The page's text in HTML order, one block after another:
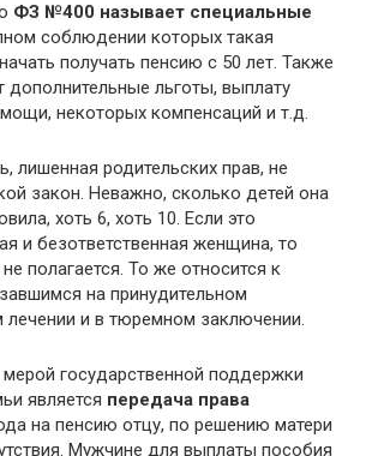
ФЗ №400 называет специальные
соблюдении которых такая
получать пенсию с 50 лет. Также
дополнительные льготы, выплату
некоторых компенсаций и т.д.
лишенная родительских прав, не
закон. Неважно, сколько детей она
хоть 6, хоть 10. Если это
и безответственная женщина, то
полагается. То же относится к
на принудительном
лечении и в тюремном заключении.
государственной поддержки
является передача права
на пенсию отцу, по решению матери
Мужчине для выплаты пособия